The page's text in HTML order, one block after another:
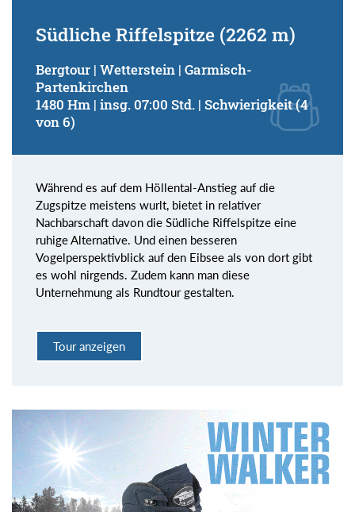
Südliche Riffelspitze (2262 m)
Bergtour | Wetterstein | Garmisch-
Partenkirchen
1480 Hm | insg. 07:00 Std. | Schwierigkeit (4
von 6)
Während es auf dem Höllental-Anstieg auf die
Zugspitze meistens wurlt, bietet in relativer
Nachbarschaft davon die Südliche Riffelspitze eine
ruhige Alternative. Und einen besseren
Vogelperspektivblick auf den Eibsee als von dort gibt
es wohl nirgends. Zudem kann man diese
Unternehmung als Rundtour gestalten.
Tour anzeigen